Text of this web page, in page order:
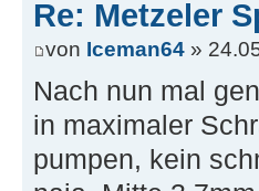
Re: Metzeler
von Iceman64 »
Nach nun mal
in maximaler
pumpen, kein